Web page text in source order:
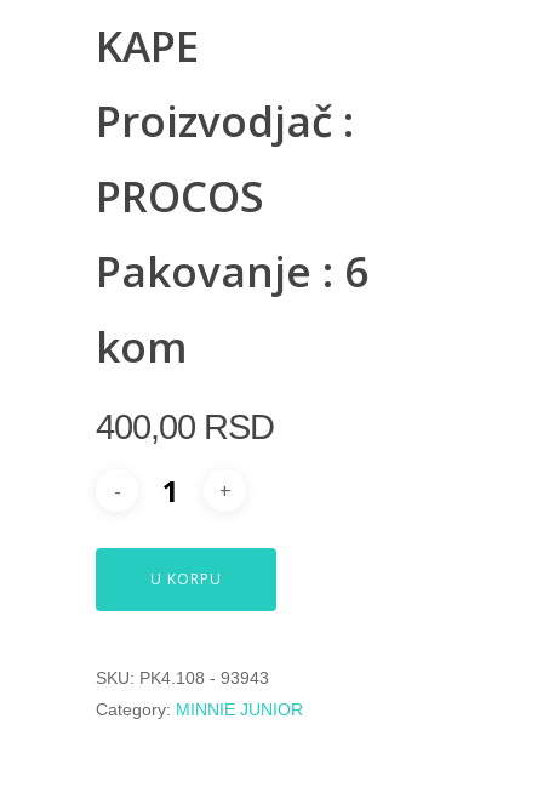
KAPE
Proizvodjač :
PROCOS
Pakovanje : 6
kom
400,00 RSD
U KORPU
SKU: PK4.108 - 93943
Category: MINNIE JUNIOR